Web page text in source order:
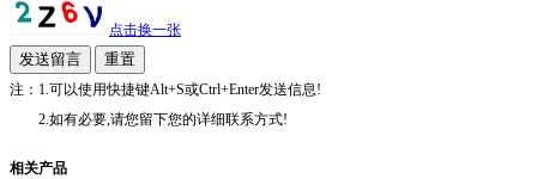
点击换一张
注：1.可以使用快捷键Alt+S或Ctrl+Enter发送信息!
2.如有必要,请您留下您的详细联系方式!
相关产品